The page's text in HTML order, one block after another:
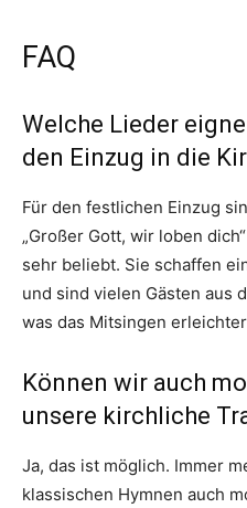
FAQ
Welche Lieder
den Einzug in die
Für den festlichen Einzug
„Großer Gott, wir loben
sehr beliebt. Sie schaffen
und sind vielen Gästen aus
was das Mitsingen
Können wir auch
unsere kirchliche
Ja, das ist möglich. Immer
klassischen Hymnen auch